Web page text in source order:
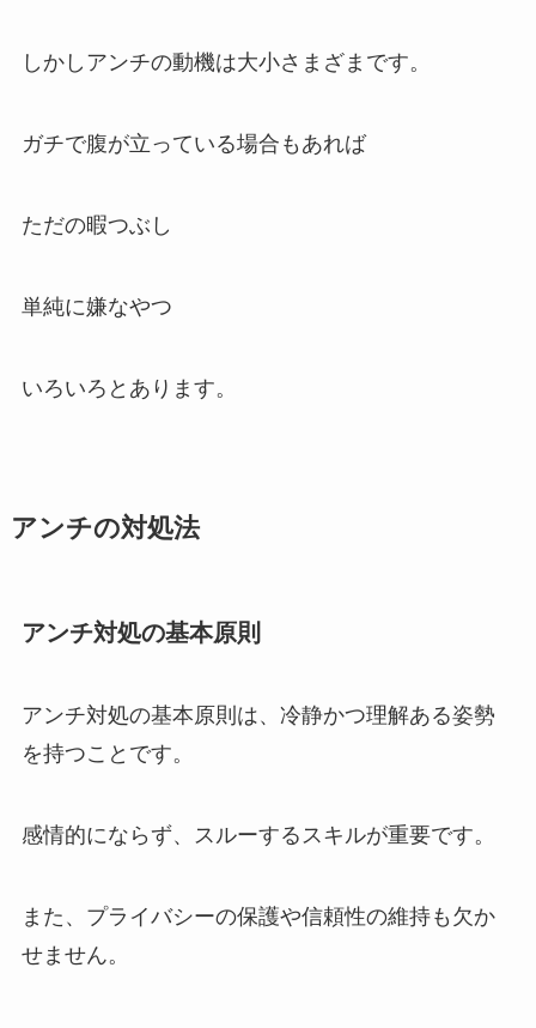
しかしアンチの動機は大小さまざまです。
ガチで腹が立っている場合もあれば
ただの暇つぶし
単純に嫌なやつ
いろいろとあります。
アンチの対処法
アンチ対処の基本原則
アンチ対処の基本原則は、冷静かつ理解ある姿勢
を持つことです。
感情的にならず、スルーするスキルが重要です。
また、プライバシーの保護や信頼性の維持も欠か
せません。